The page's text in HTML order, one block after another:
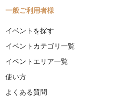
一般ご利用者様
イベントを探す
イベントカテゴリ一覧
イベントエリア一覧
使い方
よくある質問